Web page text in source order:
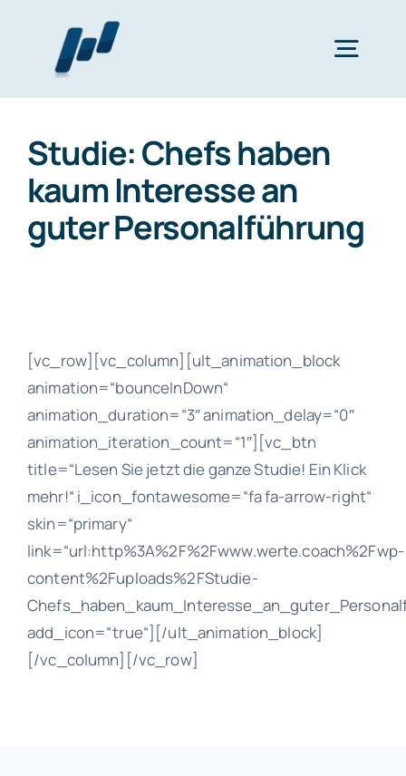
springen
Wertearbeit
Katalog
Ich bin
Veranstaltungen
Blog
Kontakt
Studie: Chefs haben
kaum Interesse an
guter Personalführung
[vc_row][vc_column][ult_animation_block
animation=“bounceInDown“
animation_duration=“3″ animation_delay=“0″
animation_iteration_count=“1″][vc_btn
title=“Lesen Sie jetzt die ganze Studie! Ein Klick
mehr!“ i_icon_fontawesome=“fa fa-arrow-right“
skin=“primary“
link=“url:http%3A%2F%2Fwww.werte.coach%2Fwp-
content%2Fuploads%2FStudie-
add_icon=“true“][/ult_animation_block]
[/vc_column][/vc_row]